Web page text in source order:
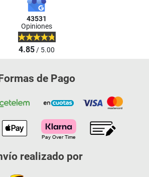
43531
Opiniones
4.85/ 5.00
de Pago
realizado por